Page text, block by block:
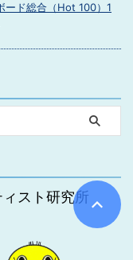
ード総合（Hot 100）1
スト研究所